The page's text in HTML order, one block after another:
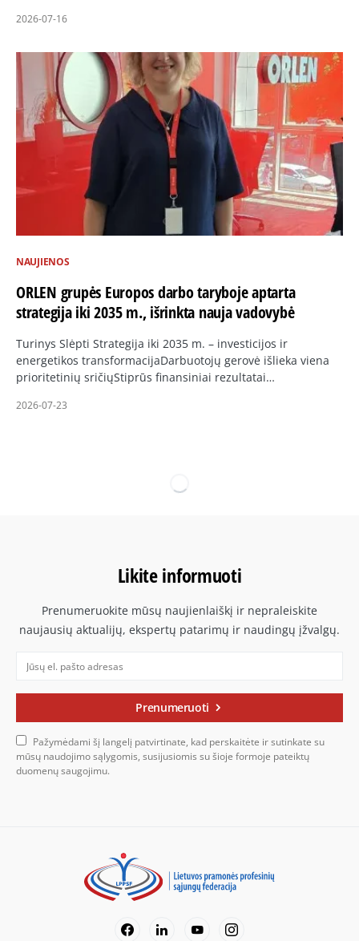
2026-07-16
NAUJIENOS
ORLEN grupės Europos darbo taryboje aptarta
strategija iki 2035 m., išrinkta nauja vadovybė
Turinys Slėpti Strategija iki 2035 m. – investicijos ir
energetikos transformacijaDarbuotojų gerovė išlieka viena
prioritetinių sričiųStiprūs finansiniai rezultatai…
2026-07-23
Likite informuoti
Prenumeruokite mūsų naujienlaiškį ir nepraleiskite
naujausių aktualijų, ekspertų patarimų ir naudingų įžvalgų.
Prenumeruoti
Pažymėdami šį langelį patvirtinate, kad perskaitėte ir sutinkate su
mūsų naudojimo sąlygomis, susijusiomis su šioje formoje pateiktų
duomenų saugojimu.